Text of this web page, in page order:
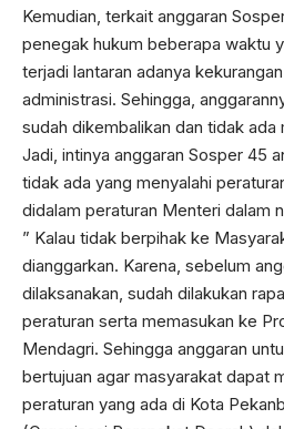
Kemudian, terkait anggaran
penegak hukum beberapa waktu
terjadi lantaran adanya
administrasi. Sehingga,
sudah dikembalikan dan tidak ada
Jadi, intinya anggaran Sosper 45
tidak ada yang menyalahi
didalam peraturan Menteri dalam
” Kalau tidak berpihak ke
dianggarkan. Karena, sebelum
dilaksanakan, sudah dilakukan
peraturan serta memasukan ke
Mendagri. Sehingga anggaran
bertujuan agar masyarakat dapat
peraturan yang ada di Kota